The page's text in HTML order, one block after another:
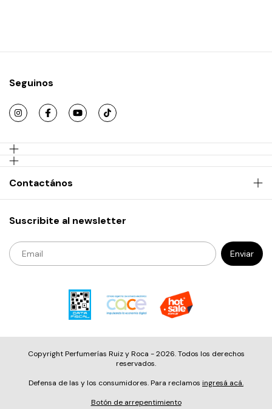
Seguinos
Contactános
Suscribite al newsletter
Copyright Perfumerías Ruiz y Roca - 2026. Todos los derechos
reservados.
Defensa de las y los consumidores. Para reclamos ingresá acá.
Botón de arrepentimiento